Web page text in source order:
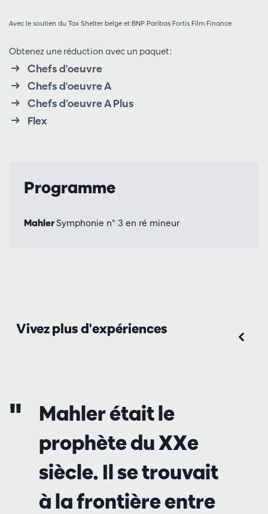
Avec le soutien du Tax Shelter belge et BNP Paribas Fortis Film Finance
Obtenez une réduction avec un paquet:
Chefs d'oeuvre
Chefs d'oeuvre A
Chefs d'oeuvre A Plus
Flex
Programme
MahlerSymphonie n° 3 en ré mineur
Vivez plus d'expériences
Mahler était le
prophète du XXe
siècle. Il se trouvait
à la frontière entre